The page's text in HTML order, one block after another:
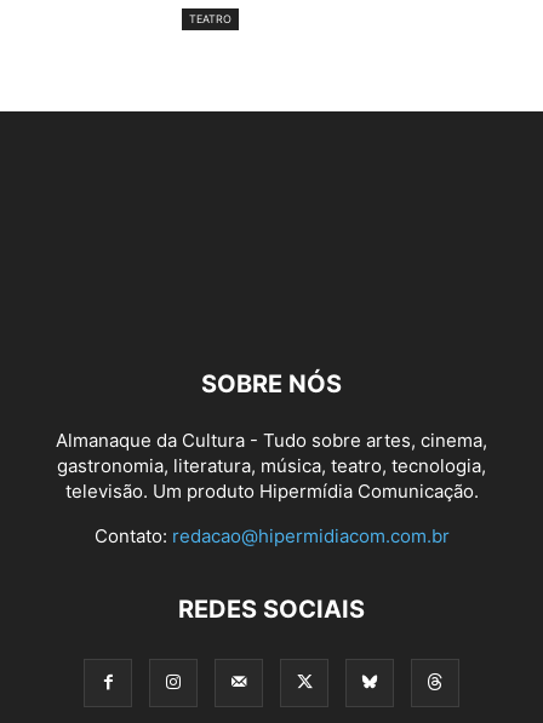
TEATRO
SOBRE NÓS
Almanaque da Cultura - Tudo sobre artes, cinema,
gastronomia, literatura, música, teatro, tecnologia,
televisão. Um produto Hipermídia Comunicação.
Contato: redacao@hipermidiacom.com.br
REDES SOCIAIS